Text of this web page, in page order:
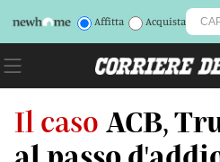
Affitta Acquista
Il caso ACB,
al passo